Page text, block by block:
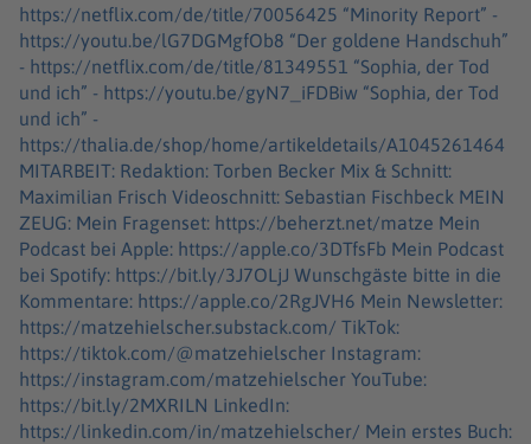
https://netflix.com/de/title/70056425 “Minority Report” -
https://youtu.be/lG7DGMgfOb8 “Der goldene Handschuh”
- https://netflix.com/de/title/81349551 “Sophia, der Tod
und ich” - https://youtu.be/gyN7_iFDBiw “Sophia, der Tod
und ich” -
https://thalia.de/shop/home/artikeldetails/A1045261464
MITARBEIT: Redaktion: Torben Becker Mix & Schnitt:
Maximilian Frisch Videoschnitt: Sebastian Fischbeck MEIN
ZEUG: Mein Fragenset: https://beherzt.net/matze Mein
Podcast bei Apple: https://apple.co/3DTfsFb Mein Podcast
bei Spotify: https://bit.ly/3J7OLjJ Wunschgäste bitte in die
Kommentare: https://apple.co/2RgJVH6 Mein Newsletter:
https://matzehielscher.substack.com/ TikTok:
https://tiktok.com/@matzehielscher Instagram:
https://instagram.com/matzehielscher YouTube:
https://bit.ly/2MXRILN LinkedIn:
https://linkedin.com/in/matzehielscher/ Mein erstes Buch: